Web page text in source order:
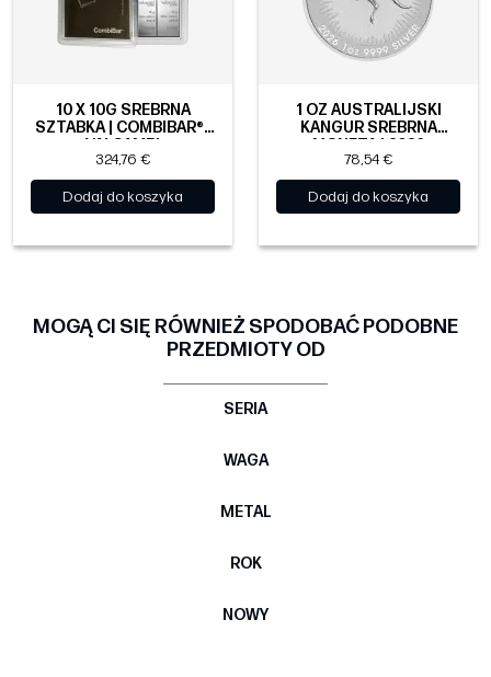
10 X 10G SREBRNA
SZTABKA | COMBIBAR® |
VALCAMBI
324,76 €
Dodaj do koszyka
1 OZ AUSTRALIJSKI
KANGUR SREBRNA
MONETA | 2026
78,54 €
Dodaj do koszyka
MOGĄ CI SIĘ RÓWNIEŻ SPODOBAĆ PODOBNE
PRZEDMIOTY OD
SERIA
WAGA
METAL
ROK
NOWY